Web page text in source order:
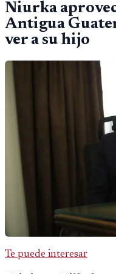
Niurka
Antigua
ver a su hijo
Te puede interesar